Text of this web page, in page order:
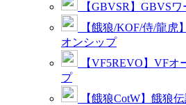
【GBVSR】GBVS
【餓狼/KOF/侍/龍虎
オンシップ
【VF5REVO】VFオ
プ
【餓狼CotW】餓狼